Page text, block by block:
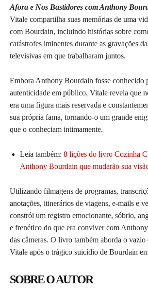
Afora e Nos Bastidores com Anthony
Vitale compartilha suas memórias de uma
com Bourdain, incluindo histórias sobre
catástrofes iminentes durante as gravações
televisivas em que trabalharam juntos.
Embora Anthony Bourdain fosse conhecido
autenticidade em público, Vitale revela que
era uma figura mais reservada e
sua própria fama, tornando-o um grande
que o conheciam intimamente.
Leia também: 8 lições do livro Cozinha
Anthony Bourdain que mudarão sua
Utilizando filmagens de programas,
anotações, itinerários de viagens, e-mails e
constrói um registro emocionante, sóbrio,
e frenético do que era conviver com
das câmeras. O livro também aborda o
Vitale após o trágico suicídio de Bourdain
SOBRE O AUTOR